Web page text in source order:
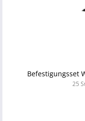
Befestigungsset
25